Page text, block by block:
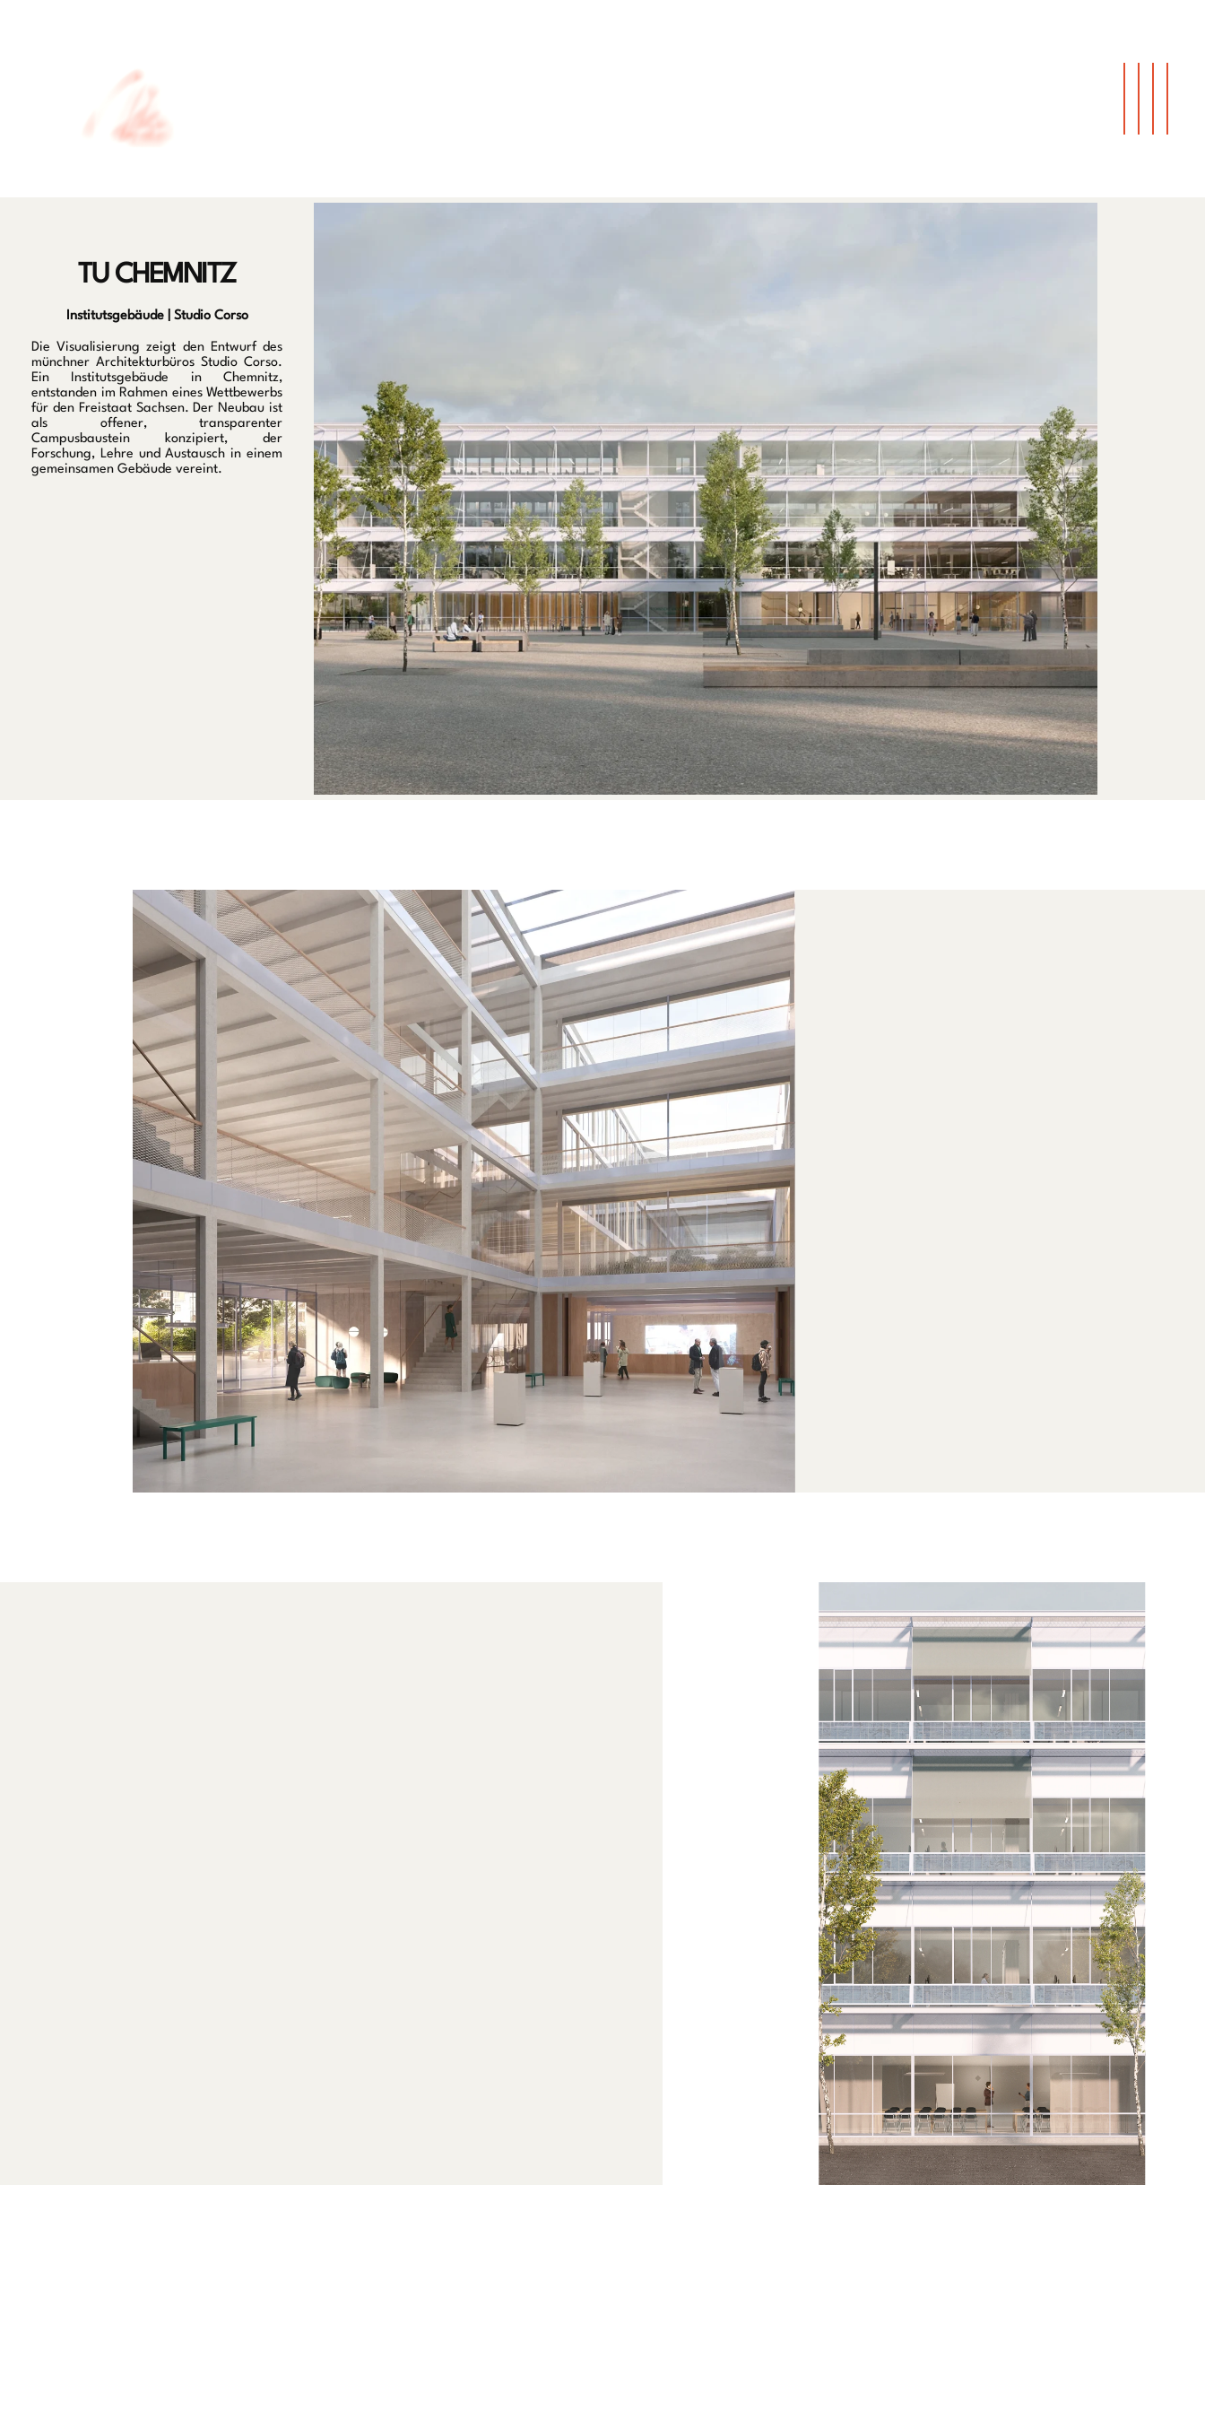
TU CHEMNITZ
Institutsgebäude | Studio Corso
Die Visualisierung zeigt den Entwurf des
münchner Architekturbüros Studio Corso.
Ein Institutsgebäude in Chemnitz,
entstanden im Rahmen eines Wettbewerbs
für den Freistaat Sachsen. Der Neubau ist
als offener, transparenter
Campusbaustein konzipiert, der
Forschung, Lehre und Austausch in einem
gemeinsamen Gebäude vereint.